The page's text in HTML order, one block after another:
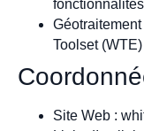
Toolset (WTE)
Site Web :